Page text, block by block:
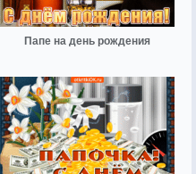
Папе на день рождения